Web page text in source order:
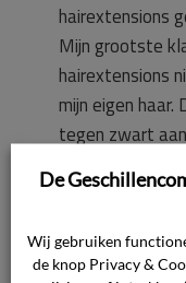
hairextensions
Mijn grootste
hairextensions
mijn eigen
tegen zwart
mijn eigen
veel lichter op
konden
De
Wij gebruiken
de knop Privacy &